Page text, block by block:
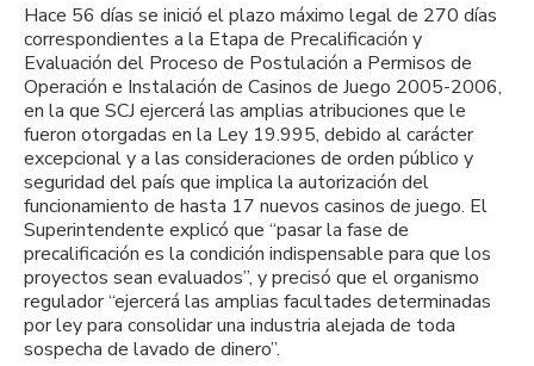
Hace 56 días se inició el plazo máximo legal de 270 días
correspondientes a la Etapa de Precalificación y
Evaluación del Proceso de Postulación a Permisos de
Operación e Instalación de Casinos de Juego 2005-2006,
en la que SCJ ejercerá las amplias atribuciones que le
fueron otorgadas en la Ley 19.995, debido al carácter
excepcional y a las consideraciones de orden público y
seguridad del país que implica la autorización del
funcionamiento de hasta 17 nuevos casinos de juego. El
Superintendente explicó que “pasar la fase de
precalificación es la condición indispensable para que los
proyectos sean evaluados”, y precisó que el organismo
regulador “ejercerá las amplias facultades determinadas
por ley para consolidar una industria alejada de toda
sospecha de lavado de dinero”.